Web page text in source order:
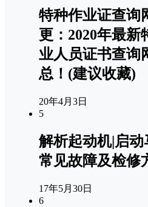
特种作业证查询
更：2020年最新
业人员证书查询
总！(建议收藏)
20年4月3日
5
解析起动机|启动
常见故障及检修
17年5月30日
6